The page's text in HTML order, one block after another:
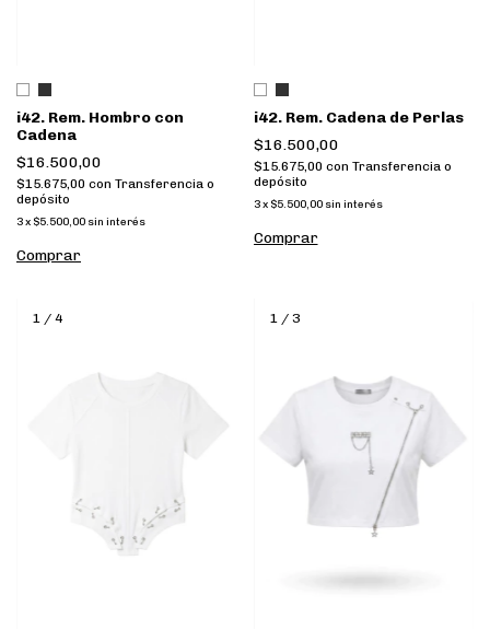
i42. Rem. Hombro con
Cadena
$16.500,00
$15.675,00 con Transferencia o
depósito
3x $5.500,00 sin interés
Comprar
i42. Rem. Cadena de Perlas
$16.500,00
$15.675,00 con Transferencia o
depósito
3 x $5.500,00 sin interés
Comprar
1 / 4 1/ 3